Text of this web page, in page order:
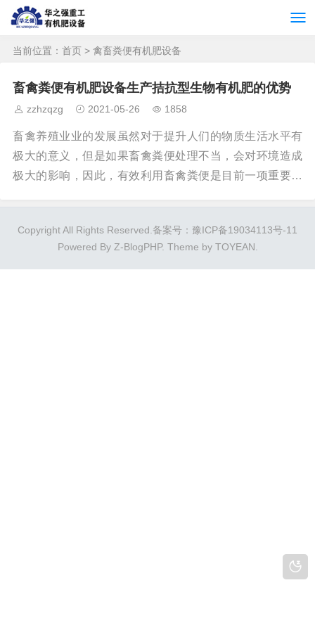
当前位置： 首页 > 禽畜粪便有机肥设备
畜禽粪便有机肥设备生产拮抗型生物有机肥的优势
zzhzqzg 2021-05-26 1858
畜禽养殖业业的发展虽然对于提升人们的物质生活水平有
极大的意义，但是如果畜禽粪便处理不当，会对环境造成
极大的影响，因此，有效利用畜禽粪便是目前一项重要的
便。这种技术的出现实现了畜禽粪便二次利用，不仅可将
畜禽粪便转化为巨大的经济效益，同时也能最大程度地减
Copyright All Rights Reserved. 备案号：豫ICP备19034113号-11
Powered By Z-BlogPHP. Theme by TOYEAN